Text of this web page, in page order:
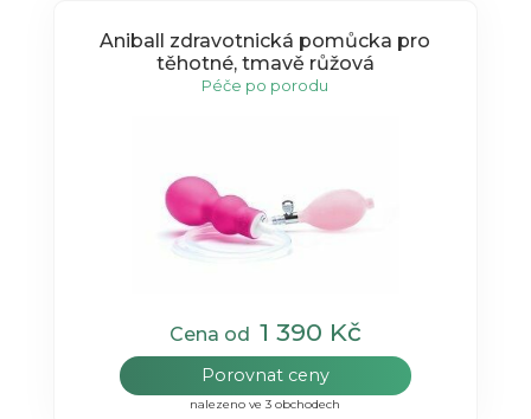
Aniball zdravotnická pomůcka pro
těhotné, tmavě růžová
Péče po porodu
Cena od 1 390 Kč
Porovnat ceny
nalezeno ve 3 obchodech